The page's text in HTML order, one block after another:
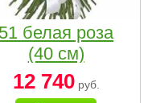
51 белая роза
(40 см)
12 740руб.